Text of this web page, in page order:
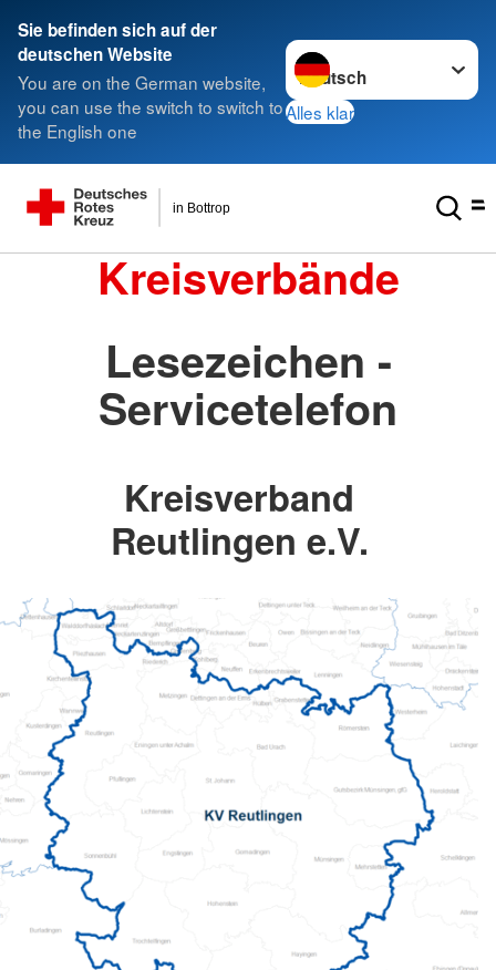
Sie befinden sich auf der
deutschen Website
You are on the German website,
you can use the switch to switch to
the English one
Sprache wechseln zu
Alles klar
in Bottrop
Kreisverbände
Lesezeichen -
Servicetelefon
Kreisverband
Reutlingen e.V.